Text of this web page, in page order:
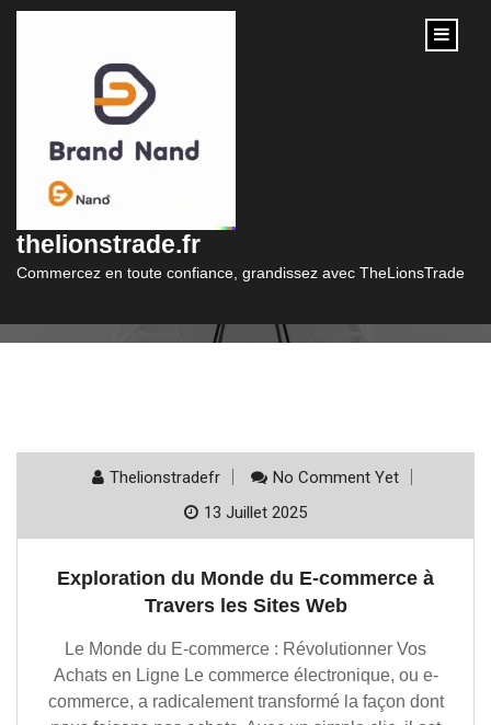
content
thelionstrade.fr
Commercez en toute confiance, grandissez avec TheLionsTrade
Étiquette :
Thelionstradefr
No Comment Yet
13 Juillet 2025
Exploration du Monde du E-commerce à
Travers les Sites Web
Le Monde du E-commerce : Révolutionner Vos
Achats en Ligne Le commerce électronique, ou e-
commerce, a radicalement transformé la façon dont